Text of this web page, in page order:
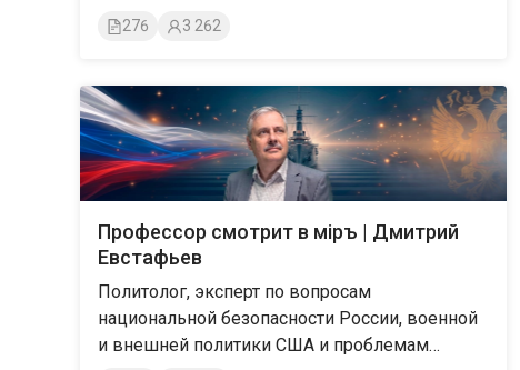
276 3 262
Профессор смотрит в мiръ | Дмитрий
Евстафьев
Политолог, эксперт по вопросам
национальной безопасности России, военной
и внешней политики США и проблемам